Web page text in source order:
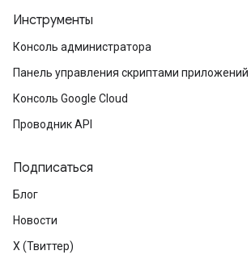
Инструменты
Консоль администратора
Панель управления скриптами приложений
Консоль Google Cloud
Проводник API
Подписаться
Блог
Новости
X (Твиттер)